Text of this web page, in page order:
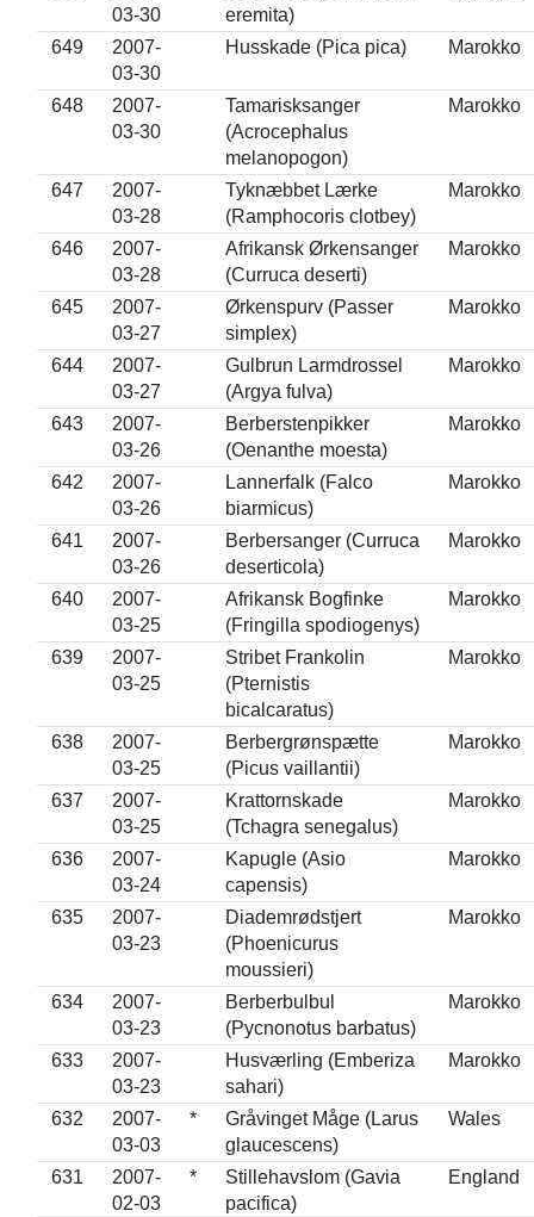
03-30
eremita)
649
2007-
03-30
Husskade (Pica pica) Marokko
648
2007-
03-30
Tamarisksanger
(Acrocephalus
melanopogon)
Marokko
647
2007-
03-28
Tyknæbbet Lærke
(Ramphocoris clotbey)
Marokko
646
2007-
03-28
Afrikansk Ørkensanger
(Curruca deserti)
Marokko
645
2007-
03-27
Ørkenspurv (Passer
simplex)
Marokko
644
2007-
03-27
Gulbrun Larmdrossel
(Argya fulva)
Marokko
643
2007-
03-26
Berberstenpikker
(Oenanthe moesta)
Marokko
642
2007-
03-26
Lannerfalk (Falco
biarmicus)
Marokko
641
2007-
03-26
Berbersanger (Curruca
deserticola)
Marokko
640
2007-
03-25
Afrikansk Bogfinke
(Fringilla spodiogenys)
Marokko
639
2007-
03-25
Stribet Frankolin
(Pternistis
bicalcaratus)
Marokko
638
2007-
03-25
Berbergrønspætte
(Picus vaillantii)
Marokko
637
2007-
03-25
Krattornskade
(Tchagra senegalus)
Marokko
636
2007-
03-24
Kapugle (Asio
capensis)
Marokko
635
2007-
03-23
Diademrødstjert
(Phoenicurus
moussieri)
Marokko
634
2007-
03-23
Berberbulbul
(Pycnonotus barbatus)
Marokko
633
2007-
03-23
Husværling (Emberiza
sahari)
Marokko
632
2007-
03-03
*
Gråvinget Måge (Larus
glaucescens)
Wales
631
2007-
02-03
*
Stillehavslom (Gavia
pacifica)
England